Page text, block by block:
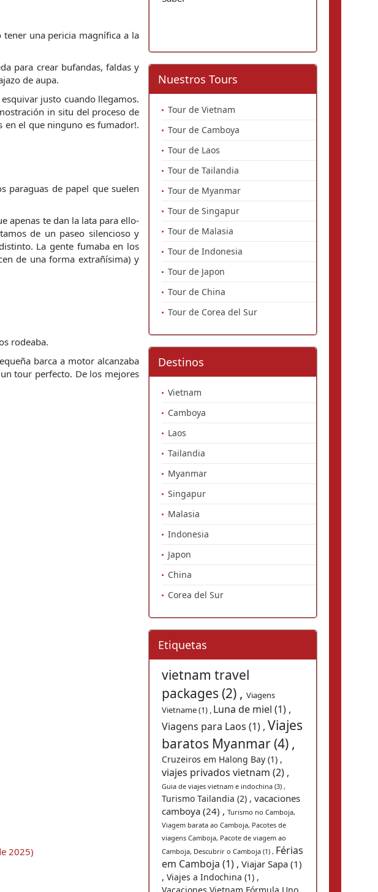
tener una pericia magnífica a la
para crear bufandas, faldas y
de aupa.
justo cuando llegamos.
in situ del proceso de
en el que ninguno es fumador!.
paraguas de papel que suelen
apenas te dan la lata para ello-
de un paseo silencioso y
La gente fumaba en los
de una forma extrañísima) y
rodeaba.
barca a motor alcanzaba
tour perfecto. De los mejores
2025)
Nuestros Tours
Tour de Vietnam
Tour de Camboya
Tour de Laos
Tour de Tailandia
Tour de Myanmar
Tour de Singapur
Tour de Malasia
Tour de Indonesia
Tour de Japon
Tour de China
Tour de Corea del Sur
Destinos
Vietnam
Camboya
Laos
Tailandia
Myanmar
Singapur
Malasia
Indonesia
Japon
China
Corea del Sur
Etiquetas
vietnam travel
packages (2) , Viagens
Vietname (1) , Luna de miel (1) ,
Viagens para Laos (1) , Viajes
baratos Myanmar (4) ,
Cruzeiros em Halong Bay (1) ,
viajes privados vietnam (2) ,
Guia de viajes vietnam e indochina (3) ,
Turismo Tailandia (2) , vacaciones
camboya (24) , Turismo no Camboja,
Viagem barata ao Camboja, Pacotes de
viagens Camboja, Pacote de viagem ao
Camboja, Descubrir o Camboja (1) , Férias
em Camboja (1) , Viajar Sapa (1)
, Viajes a Indochina (1) ,